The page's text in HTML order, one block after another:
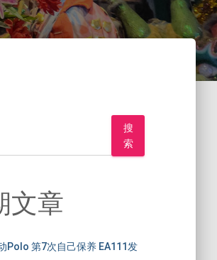
搜
索
文章
Polo 第7次自己保养 EA111发